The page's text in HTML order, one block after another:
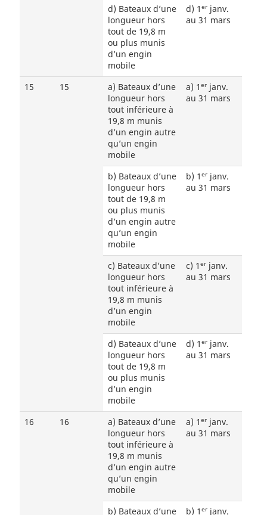
d) Bateaux d’une
longueur hors
tout de 19,8 m
ou plus munis
d’un engin
mobile
d) 1 er janv.
au 31 mars
15 15
a) Bateaux d’une
longueur hors
tout inférieure à
19,8 m munis
d’un engin autre
qu’un engin
mobile
a) 1 er janv.
au 31 mars
b) Bateaux d’une
longueur hors
tout de 19,8 m
ou plus munis
d’un engin autre
qu’un engin
mobile
b) 1 er janv.
au 31 mars
c) Bateaux d’une
longueur hors
tout inférieure à
19,8 m munis
d’un engin
mobile
c) 1 er janv.
au 31 mars
d) Bateaux d’une
longueur hors
tout de 19,8 m
ou plus munis
d’un engin
mobile
d) 1 er janv.
au 31 mars
16 16
a) Bateaux d’une
longueur hors
tout inférieure à
19,8 m munis
d’un engin autre
qu’un engin
mobile
a) 1 er janv.
au 31 mars
b) Bateaux d’une
b) 1 er janv.